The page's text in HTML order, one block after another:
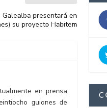
Galealba presentará en
su proyecto Habitem
en prensa
guiones de